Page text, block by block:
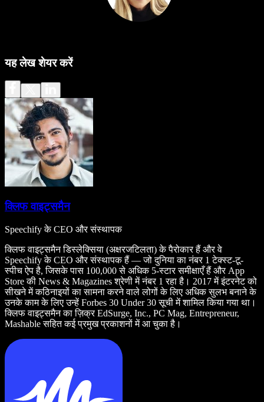
यह लेख शेयर करें
क्लिफ वाइट्समैन
Speechify के CEO और संस्थापक
क्लिफ वाइट्समैन डिस्लेक्सिया (अक्षरजटिलता) के पैरोकार हैं और वे
Speechify के CEO और संस्थापक हैं — जो दुनिया का नंबर 1 टेक्स्ट-टू-
स्पीच ऐप है, जिसके पास 100,000 से अधिक 5-स्टार समीक्षाएँ हैं और App
Store की News & Magazines श्रेणी में नंबर 1 रहा है। 2017 में इंटरनेट को
सीखने में कठिनाइयों का सामना करने वाले लोगों के लिए अधिक सुलभ बनाने के
उनके काम के लिए उन्हें Forbes 30 Under 30 सूची में शामिल किया गया था।
क्लिफ वाइट्समैन का ज़िक्र EdSurge, Inc., PC Mag, Entrepreneur,
Mashable सहित कई प्रमुख प्रकाशनों में आ चुका है।